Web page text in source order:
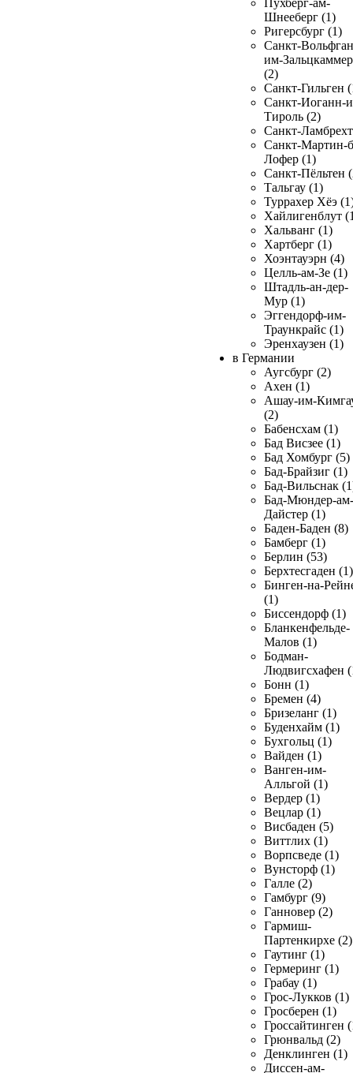
Пухберг-ам-
Шнееберг (1)
Ригерсбург (1)
Санкт-
им-
(2)
Санкт-Гильген
Санкт-Иоганн-
Тироль (2)
Санкт-
Санкт-Мартин-
Лофер (1)
Санкт-Пёльтен
Тальгау (1)
Туррахер Хёэ
Хайлигенблут
Хальванг (1)
Хартберг (1)
Хоэнтауэрн (4)
Целль-ам-Зе (1)
Штадль-ан-дер-
Мур (1)
Эггендорф-им-
Траункрайс (1)
Эренхаузен (1)
в Германии
Аугсбург (2)
Ахен (1)
Ашау-им-
(2)
Бабенсхам (1)
Бад Висзее (1)
Бад Хомбург (5)
Бад-Брайзиг (1)
Бад-Вильснак
Бад-Мюндер-ам-
Дайстер (1)
Баден-Баден (8)
Бамберг (1)
Берлин (53)
Берхтесгаден (1)
Бинген-на-
(1)
Биссендорф (1)
Бланкенфельде-
Малов (1)
Бодман-
Людвигсхафен
Бонн (1)
Бремен (4)
Бризеланг (1)
Буденхайм (1)
Бухгольц (1)
Вайден (1)
Ванген-им-
Алльгой (1)
Вердер (1)
Вецлар (1)
Висбаден (5)
Виттлих (1)
Ворпсведе (1)
Вунсторф (1)
Галле (2)
Гамбург (9)
Ганновер (2)
Гармиш-
Партенкирхе (2)
Гаутинг (1)
Гермеринг (1)
Грабау (1)
Грос-Лукков (1)
Гросберен (1)
Гроссайтинген
Грюнвальд (2)
Денклинген (1)
Диссен-ам-